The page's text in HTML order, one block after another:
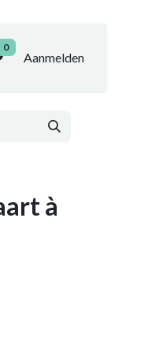
0
Aanmelden
à